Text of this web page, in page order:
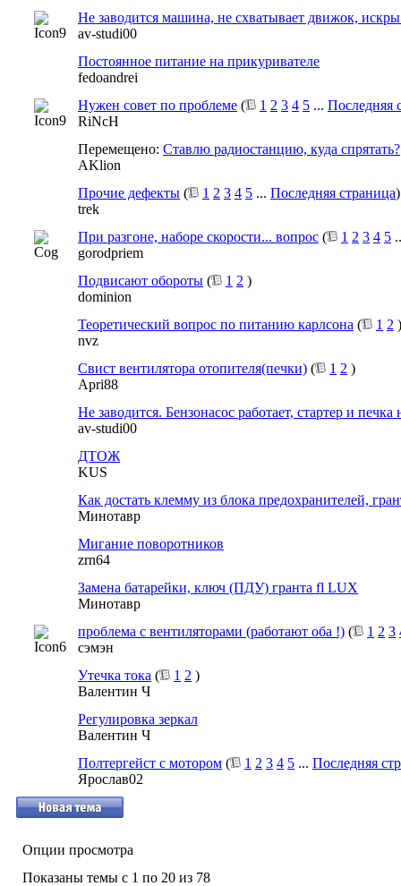
Не заводится машина, не схватывает движок,
av-studi00
Постоянное питание на прикуривателе
fedoandrei
Нужен совет по проблеме ( 1 2 3 4 5 ... Последняя
RiNcH
Перемещено: Ставлю радиостанцию, куда спрятать?
AKlion
Прочие дефекты ( 1 2 3 4 5 ... Последняя страница)
trek
При разгоне, наборе скорости... вопрос ( 1 2 3 4 5
gorodpriem
Подвисают обороты ( 1 2 )
dominion
Теоретический вопрос по питанию карлсона ( 1 2 )
nvz
Свист вентилятора отопителя(печки) ( 1 2 )
Apri88
Не заводится. Бензонасос работает, стартер и печка
av-studi00
ДТОЖ
KUS
Как достать клемму из блока предохранителей,
Минотавр
Мигание поворотников
zrn64
Замена батарейки, ключ (ПДУ) гранта fl LUX
Минотавр
проблема с вентиляторами (работают оба !) ( 1 2 3
сэмэн
Утечка тока ( 1 2 )
Валентин Ч
Регулировка зеркал
Валентин Ч
Полтергейст с мотором ( 1 2 3 4 5 ... Последняя
Ярослав02
Опции просмотра
Показаны темы с 1 по 20 из 78